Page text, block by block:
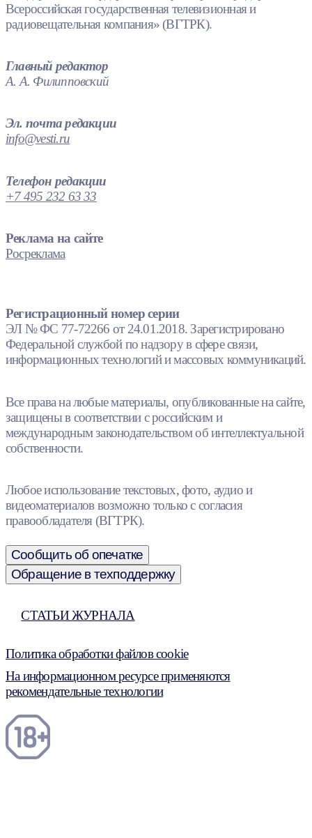
Всероссийская государственная телевизионная и
радиовещательная компания» (ВГТРК).
Главный редактор
А. А. Филипповский
Эл. почта редакции
info@vesti.ru
Телефон редакции
+7 495 232 63 33
Реклама на сайте
Росреклама
Регистрационный номер серии
ЭЛ № ФС 77-72266 от 24.01.2018. Зарегистрировано
Федеральной службой по надзору в сфере связи,
информационных технологий и массовых коммуникаций.
Все права на любые материалы, опубликованные на сайте,
защищены в соответствии с российским и
международным законодательством об интеллектуальной
собственности.
Любое использование текстовых, фото, аудио и
видеоматериалов возможно только с согласия
правообладателя (ВГТРК).
Сообщить об опечатке
Обращение в техподдержку
СТАТЬИ ЖУРНАЛА
Политика обработки файлов cookie
На информационном ресурсе применяются
рекомендательные технологии